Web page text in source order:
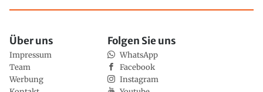
Über uns
Impressum
Team
Werbung
Folgen Sie uns
WhatsApp
Facebook
Instagram